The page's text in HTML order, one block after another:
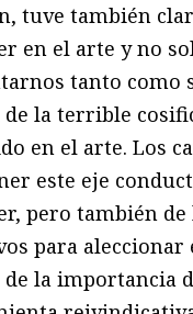
tuve también
en el arte y no
tanto como
de la terrible
en el arte. Los
este eje
pero también
para
de la importancia